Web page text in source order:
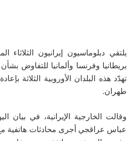
يلتقي دبلوماسيون إيرانيون
بريطانيا وفرنسا وألمانيا للتفاوض
تهدّد هذه البلدان الأوروبية الثلاثة
طهران.
وقالت الخارجية الإيرانية، في بيان
عباس عراقجي أجرى محادثات هاتفية مع